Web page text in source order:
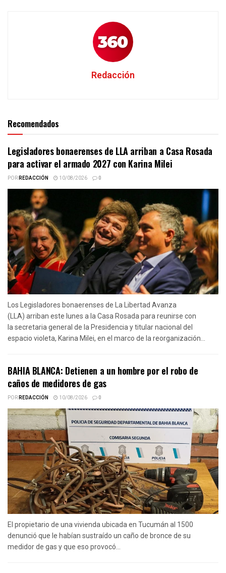
Redacción
Recomendados
Legisladores bonaerenses de LLA arriban a Casa Rosada
para activar el armado 2027 con Karina Milei
PORREDACCIÓN 10/08/2026 0
Los Legisladores bonaerenses de La Libertad Avanza
(LLA) arriban este lunes a la Casa Rosada para reunirse con
la secretaria general de la Presidencia y titular nacional del
espacio violeta, Karina Milei, en el marco de la reorganización...
BAHIA BLANCA: Detienen a un hombre por el robo de
caños de medidores de gas
PORREDACCIÓN 10/08/2026 0
El propietario de una vivienda ubicada en Tucumán al 1500
denunció que le habían sustraído un caño de bronce de su
medidor de gas y que eso provocó...